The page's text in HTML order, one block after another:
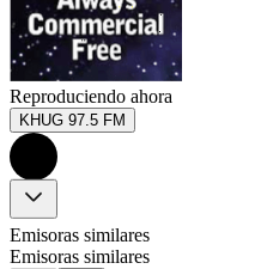
Reproduciendo ahora
KHUG 97.5 FM
Emisoras similares
Emisoras similares